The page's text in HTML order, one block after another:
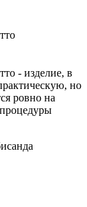
- изделие, в
но
ровно на